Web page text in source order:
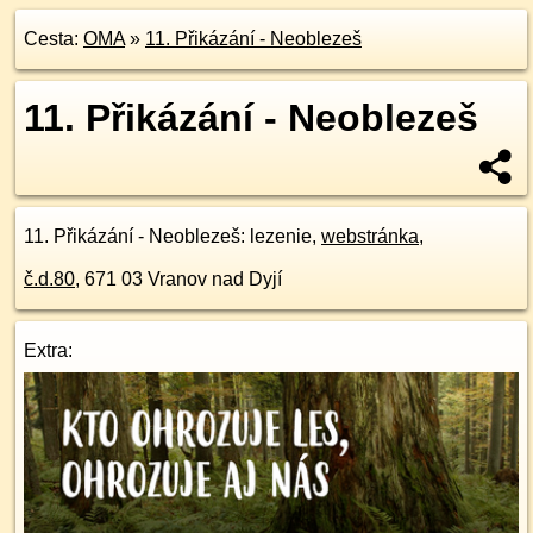
Cesta: OMA» 11. Přikázání - Neoblezeš
11. Přikázání - Neoblezeš
11. Přikázání - Neoblezeš: lezenie, webstránka,
č.d.80, 671 03 Vranov nad Dyjí
Extra: